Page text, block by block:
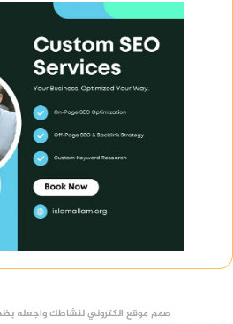
صمم موقع الكتروني لنشاطك واجعله